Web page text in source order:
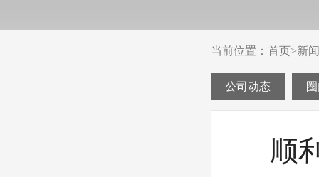
当前位置： 首页>新
公司动态
顺